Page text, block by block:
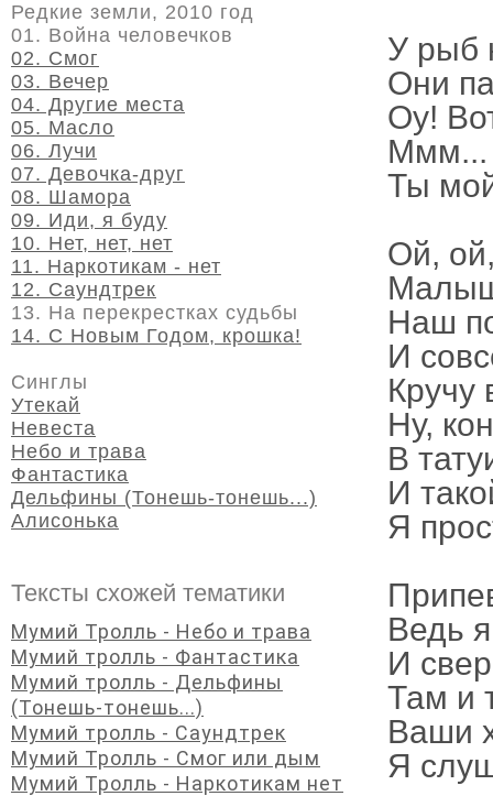
У рыб
Они
Оу!
Ммм...
Ты
Ой,
Наш
И
Кручу
Ну,
В
И
Я
Ведь
И
Там и
Ваши
Я
Редкие земли, 2010 год
01. Война человечков
02. Смог
03. Вечер
04. Другие места
05. Масло
06. Лучи
07. Девочка-друг
08. Шамора
09. Иди, я буду
10. Нет, нет, нет
11. Наркотикам - нет
12. Саундтрек
13. На перекрестках судьбы
14. С Новым Годом, крошка!
Синглы
Утекай
Невеста
Небо и трава
Фантастика
Дельфины (Тонешь-тонешь...)
Алисонька
Тексты схожей тематики
Мумий Тролль - Небо и трава
Мумий тролль - Фантастика
Мумий тролль - Дельфины
(Тонешь-тонешь...)
Мумий тролль - Саундтрек
Мумий Тролль - Смог или дым
Мумий Тролль - Наркотикам нет